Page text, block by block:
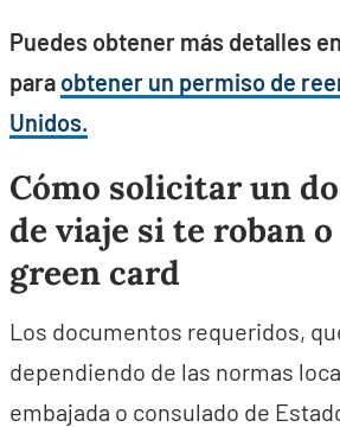
Puedes obtener más detalles
para obtener un permiso de
Unidos.
Cómo solicitar un
de viaje si te roban
green card
Los documentos requeridos,
dependiendo de las normas
embajada o consulado de